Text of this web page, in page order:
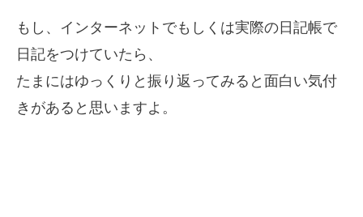
もし、インターネットでもしくは実際の日記帳で
日記をつけていたら、
たまにはゆっくりと振り返ってみると面白い気付
きがあると思いますよ。